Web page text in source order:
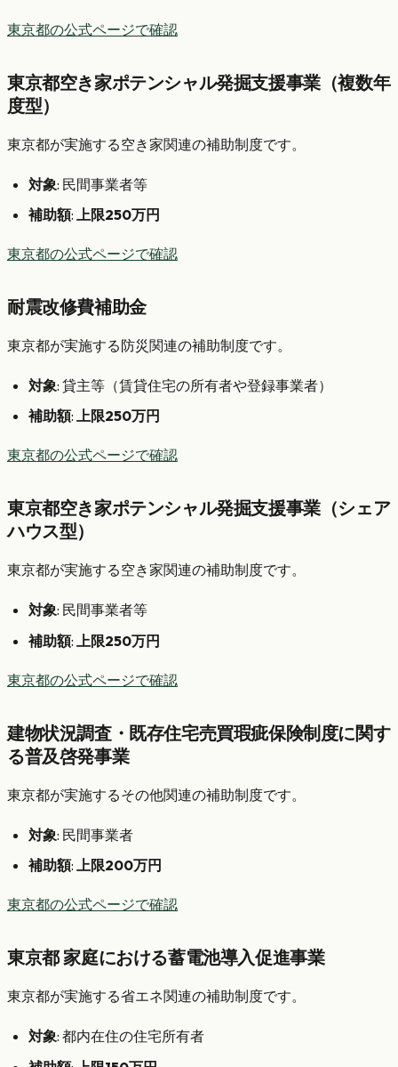
東京都の公式ページで確認
東京都空き家ポテンシャル発掘支援事業（複数年
度型）
東京都が実施する空き家関連の補助制度です。
対象: 民間事業者等
補助額: 上限250万円
東京都の公式ページで確認
耐震改修費補助金
東京都が実施する防災関連の補助制度です。
対象: 貸主等（賃貸住宅の所有者や登録事業者）
補助額: 上限250万円
東京都の公式ページで確認
東京都空き家ポテンシャル発掘支援事業（シェア
ハウス型）
東京都が実施する空き家関連の補助制度です。
対象: 民間事業者等
補助額: 上限250万円
東京都の公式ページで確認
建物状況調査・既存住宅売買瑕疵保険制度に関す
る普及啓発事業
東京都が実施するその他関連の補助制度です。
対象: 民間事業者
補助額: 上限200万円
東京都の公式ページで確認
東京都 家庭における蓄電池導入促進事業
東京都が実施する省エネ関連の補助制度です。
対象: 都内在住の住宅所有者